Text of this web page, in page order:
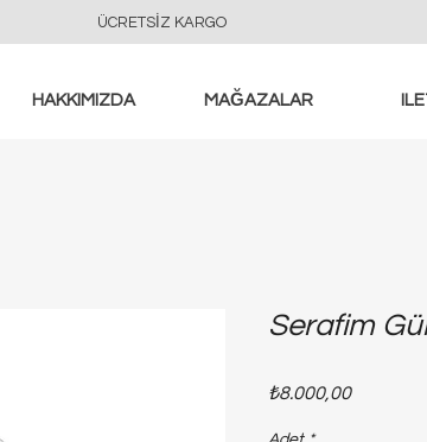
ÜCRETSİZ KARGO
HAKKIMIZDA MAĞAZALAR
Serafim
₺8.000,00Fiyat